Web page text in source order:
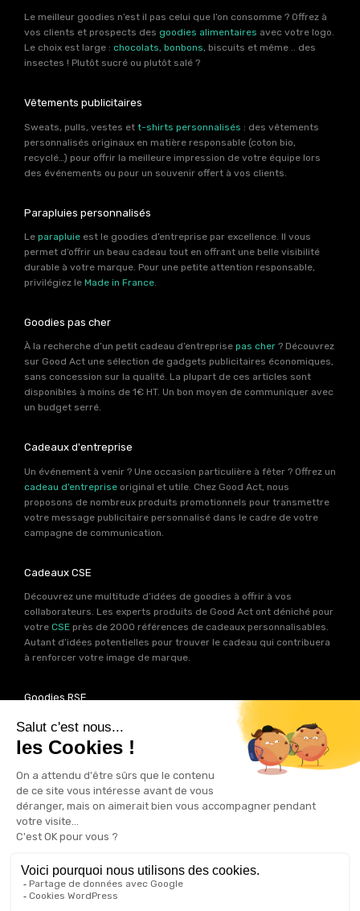
Le meilleur goodies n’est il pas celui que l’on consomme ? Offrez à
vos clients et prospects des goodies alimentaires avec votre logo.
Le choix est large : chocolats, bonbons, biscuits et même .. des
insectes ! Plutôt sucré ou plutôt salé ?
Vêtements publicitaires
Sweats, pulls, vestes et t-shirts personnalisés : des vêtements
personnalisés originaux en matière responsable (coton bio,
recyclé…) pour offrir la meilleure impression de votre équipe lors
des événements ou pour un souvenir offert à vos clients.
Parapluies personnalisés
Le parapluie est le goodies d’entreprise par excellence. Il vous
permet d’offrir un beau cadeau tout en offrant une belle visibilité
durable à votre marque. Pour une petite attention responsable,
privilégiez le Made in France.
Goodies pas cher
À la recherche d’un petit cadeau d’entreprise pas cher ? Découvrez
sur Good Act une sélection de gadgets publicitaires économiques,
sans concession sur la qualité. La plupart de ces articles sont
disponibles à moins de 1€ HT. Un bon moyen de communiquer avec
un budget serré.
Cadeaux d'entreprise
Un événement à venir ? Une occasion particulière à fêter ? Offrez un
cadeau d’entreprise original et utile. Chez Good Act, nous
proposons de nombreux produits promotionnels pour transmettre
votre message publicitaire personnalisé dans le cadre de votre
campagne de communication.
Cadeaux CSE
Découvrez une multitude d’idées de goodies à offrir à vos
collaborateurs. Les experts produits de Good Act ont déniché pour
votre CSE près de 2000 références de cadeaux personnalisables.
Autant d’idées potentielles pour trouver le cadeau qui contribuera
à renforcer votre image de marque.
Goodies RSE
Vous souhaitez communiquer en accord avec vos valeurs ? Ca
tombe bien ! Un grand nombre de produits présents sur Good Act
sont fabriqués en France et en Europe.
Notre sélection RSEvous
permet de trouver un goodies parfait pour votre campagne de
communication. Des produits fabriqués avec amour dans de
bonnes conditions et un impact limité sur la planête.